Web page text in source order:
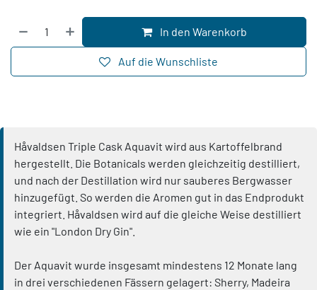
In den Warenkorb
Auf die Wunschliste
Håvaldsen Triple Cask Aquavit wird aus Kartoffelbrand
hergestellt. Die Botanicals werden gleichzeitig destilliert,
und nach der Destillation wird nur sauberes Bergwasser
hinzugefügt. So werden die Aromen gut in das Endprodukt
integriert. Håvaldsen wird auf die gleiche Weise destilliert
wie ein "London Dry Gin".
Der Aquavit wurde insgesamt mindestens 12 Monate lang
in drei verschiedenen Fässern gelagert: Sherry, Madeira